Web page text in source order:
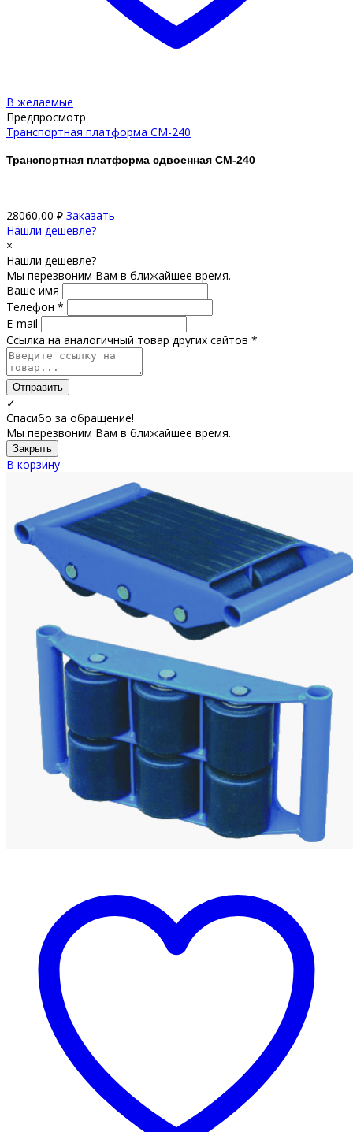
В желаемые
Предпросмотр
Транспортная платформа CM-240
Транспортная платформа сдвоенная CM-240
28060,00 ₽ Заказать
Нашли дешевле?
×
Нашли дешевле?
Мы перезвоним Вам в ближайшее время.
Ваше имя
Телефон *
E-mail
Ссылка на аналогичный товар других сайтов *
Отправить
✓
Спасибо за обращение!
Мы перезвоним Вам в ближайшее время.
Закрыть
В корзину